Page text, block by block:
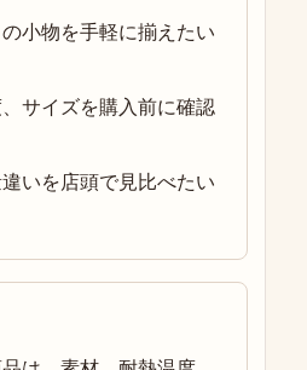
小物を手軽に揃えたい
サイズを購入前に確認
いを店頭で見比べたい